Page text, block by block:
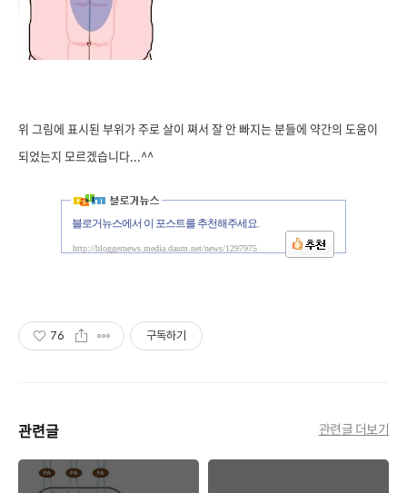
위 그림에 표시된 부위가 주로 살이 쪄서 잘 안 빠지는 분들에 약간의 도움이
되었는지 모르겠습니다...^^
블로거뉴스에서 이 포스트를 추천해주세요.
http://bloggernews.media.daum.net/news/1297975
76 구독하기
관련글 관련글 더보기